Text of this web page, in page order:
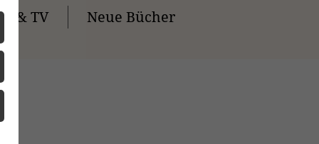
& TV Neue Bücher